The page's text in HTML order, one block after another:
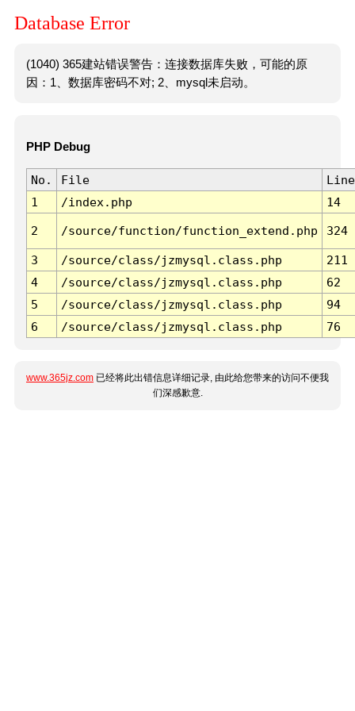
Database Error
(1040) 365建站错误警告：连接数据库失败，可能的原
因：1、数据库密码不对; 2、mysql未启动。
PHP Debug
No. File
Line
1
/index.php 14
2 /source/function/function_extend.php 324
3 /source/class/jzmysql.class.php
211
4
/source/class/jzmysql.class.php
62
5
/source/class/jzmysql.class.php
94
6
/source/class/jzmysql.class.php 76
www.365jz.com 已经将此出错信息详细记录, 由此给您带来的访问不便我
们深感歉意.